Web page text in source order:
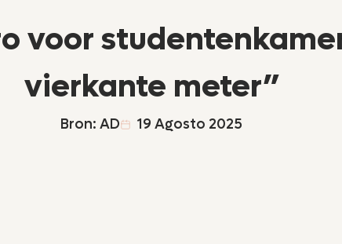
voor
vierkante meter”
Bron: AD 19 Agosto 2025